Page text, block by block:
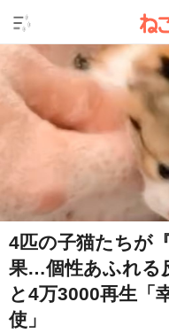
4匹の子猫たちが
果…個性あふれる
と4万3000再生「
使」